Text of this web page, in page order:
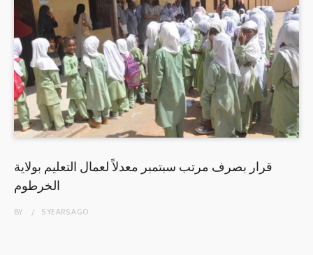
قرار بصرف مرتب سبتمبر معدلاً لعمال التعليم بولاية
الخرطوم
BY 5 YEARSAGO